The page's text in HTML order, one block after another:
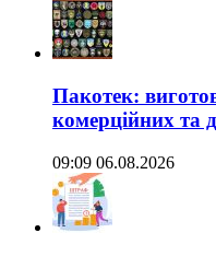
Пакотек:
комерційних та
09:09 06.08.2026